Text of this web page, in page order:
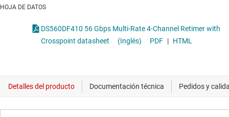
HOJA DE DATOS
DS560DF410 56 Gbps Multi-Rate 4-Channel Retimer with
Crosspoint datasheet
(Inglés) PDF | HTML